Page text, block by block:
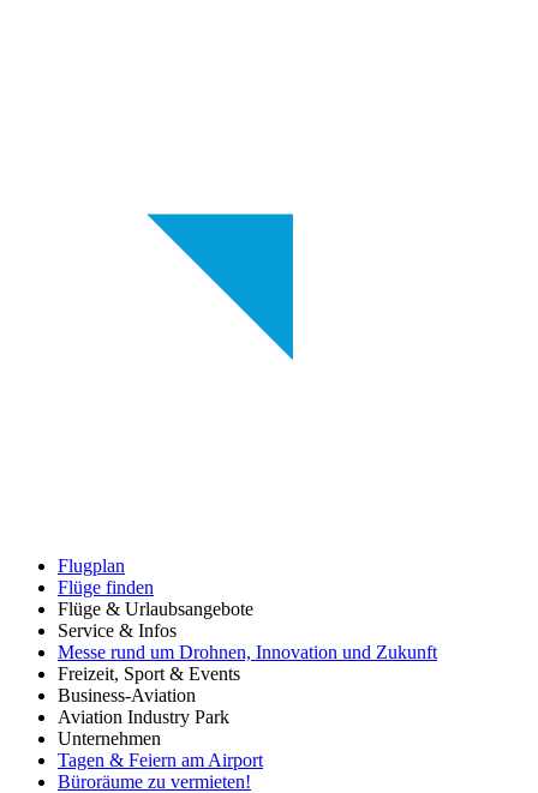
Flugplan
Flüge finden
Flüge & Urlaubsangebote
Service & Infos
Messe rund um Drohnen, Innovation und Zukunft
Freizeit, Sport & Events
Business-Aviation
Aviation Industry Park
Unternehmen
Tagen & Feiern am Airport
Büroräume zu vermieten!